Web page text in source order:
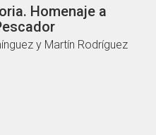
Homenaje a
y Martín Rodríguez